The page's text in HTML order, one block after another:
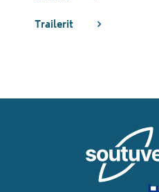
Trailerit